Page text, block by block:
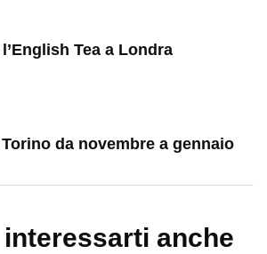
Tea a Londra
da novembre a gennaio
anche